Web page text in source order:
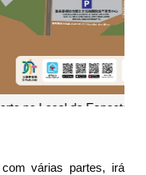
para sair do local
várias partes, irá